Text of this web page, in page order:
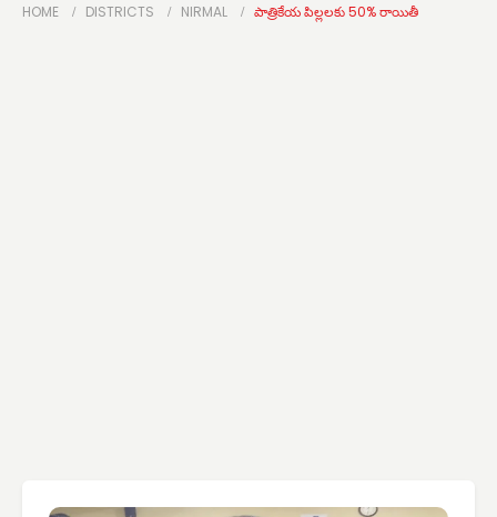
HOME DISTRICTS NIRMAL పాత్రికేయ పిల్లలకు 50% రాయితీ